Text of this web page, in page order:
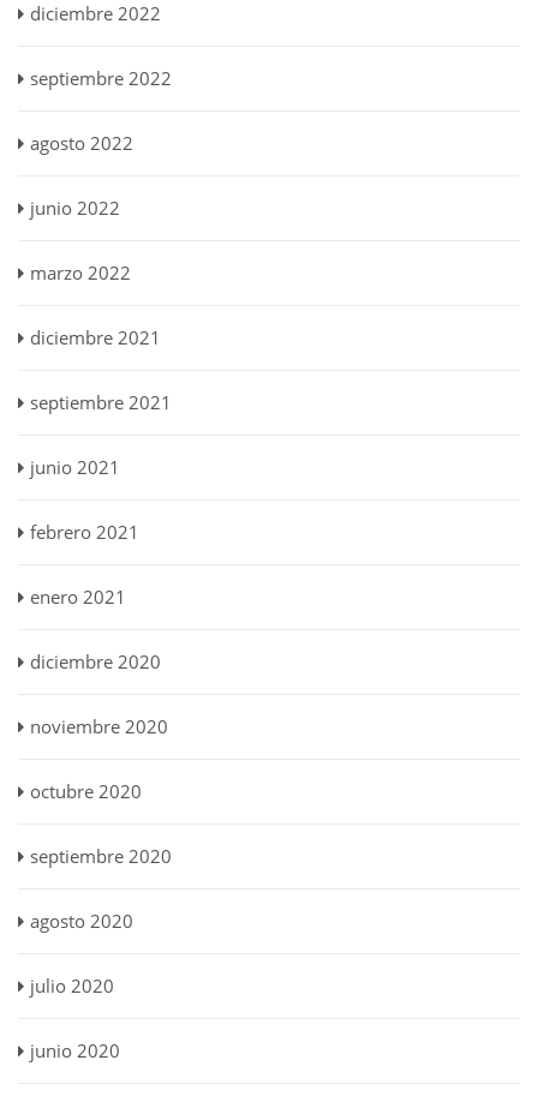
diciembre 2022
septiembre 2022
agosto 2022
junio 2022
marzo 2022
diciembre 2021
septiembre 2021
junio 2021
febrero 2021
enero 2021
diciembre 2020
noviembre 2020
octubre 2020
septiembre 2020
agosto 2020
julio 2020
junio 2020